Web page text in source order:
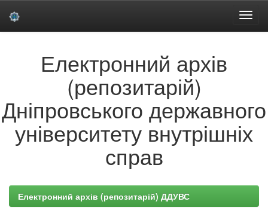
Електронний архів
(репозитарій)
Дніпровського державного
університету внутрішніх
справ
Електронний архів (репозитарій) ДДУВС